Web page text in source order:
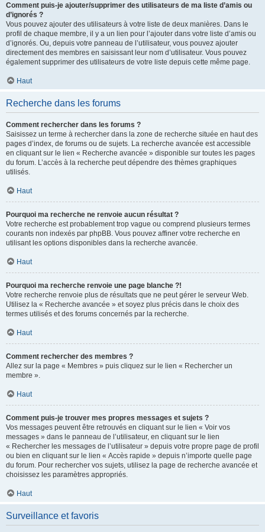
Comment puis-je ajouter/supprimer des utilisateurs de ma liste d’amis ou
d’ignorés ?
Vous pouvez ajouter des utilisateurs à votre liste de deux manières. Dans le
profil de chaque membre, il y a un lien pour l’ajouter dans votre liste d’amis ou
d’ignorés. Ou, depuis votre panneau de l’utilisateur, vous pouvez ajouter
directement des membres en saisissant leur nom d’utilisateur. Vous pouvez
également supprimer des utilisateurs de votre liste depuis cette même page.
Haut
Recherche dans les forums
Comment rechercher dans les forums ?
Saisissez un terme à rechercher dans la zone de recherche située en haut des
pages d’index, de forums ou de sujets. La recherche avancée est accessible
en cliquant sur le lien « Recherche avancée » disponible sur toutes les pages
du forum. L’accès à la recherche peut dépendre des thèmes graphiques
utilisés.
Haut
Pourquoi ma recherche ne renvoie aucun résultat ?
Votre recherche est probablement trop vague ou comprend plusieurs termes
courants non indexés par phpBB. Vous pouvez affiner votre recherche en
utilisant les options disponibles dans la recherche avancée.
Haut
Pourquoi ma recherche renvoie une page blanche ?!
Votre recherche renvoie plus de résultats que ne peut gérer le serveur Web.
Utilisez la « Recherche avancée » et soyez plus précis dans le choix des
termes utilisés et des forums concernés par la recherche.
Haut
Comment rechercher des membres ?
Allez sur la page « Membres » puis cliquez sur le lien « Rechercher un
membre ».
Haut
Comment puis-je trouver mes propres messages et sujets ?
Vos messages peuvent être retrouvés en cliquant sur le lien « Voir vos
messages » dans le panneau de l’utilisateur, en cliquant sur le lien
« Rechercher les messages de l’utilisateur » depuis votre propre page de profil
ou bien en cliquant sur le lien « Accès rapide » depuis n’importe quelle page
du forum. Pour rechercher vos sujets, utilisez la page de recherche avancée et
choisissez les paramètres appropriés.
Haut
Surveillance et favoris